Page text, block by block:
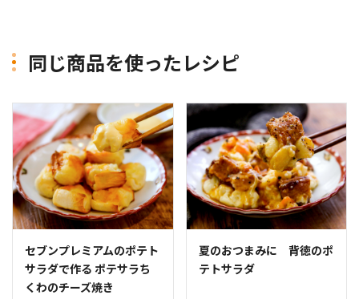
同じ商品を使ったレシピ
セブンプレミアムのポテト
サラダで作る ポテサラち
くわのチーズ焼き
夏のおつまみに 背徳のポ
テトサラダ